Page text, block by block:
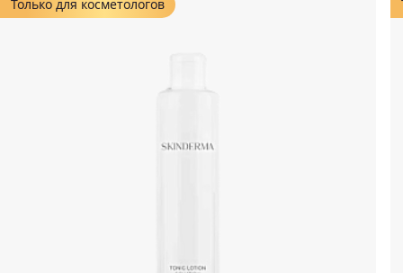
Только для косметологов